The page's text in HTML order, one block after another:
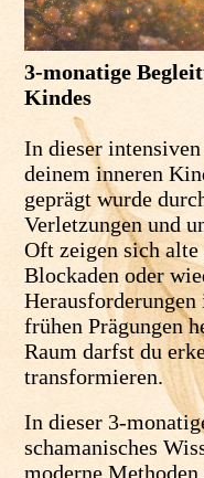
3-monatige
Kindes
In dieser
deinem inneren
geprägt wurde
Verletzungen und
Oft zeigen sich
Blockaden oder
frühen Prägungen
Raum darfst du
transformieren.
In dieser 3-
schamanisches
moderne